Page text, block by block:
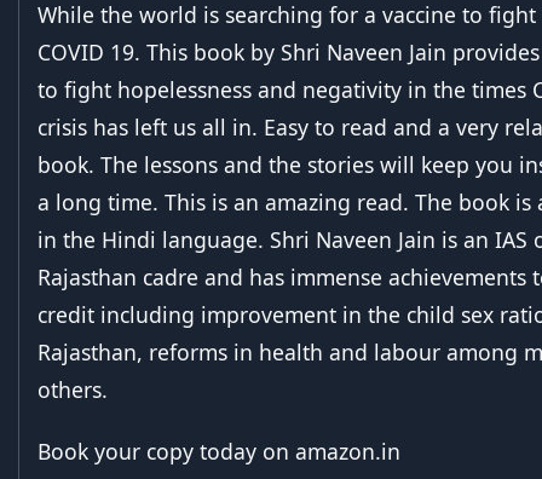
While the world is searching for a vaccine to fight
COVID 19. This book by Shri Naveen Jain
to fight hopelessness and negativity in the times
crisis has left us all in. Easy to read and a very
book. The lessons and the stories will keep you
a long time. This is an amazing read. The book is
in the Hindi language. Shri Naveen Jain is an IAS
Rajasthan cadre and has immense achievements
credit including improvement in the child sex
Rajasthan, reforms in health and labour among
others.
Book your copy today on amazon.in